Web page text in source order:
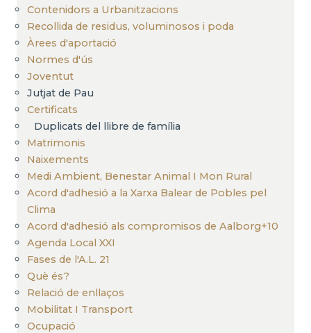
Contenidors a Urbanitzacions
Recollida de residus, voluminosos i poda
Àrees d'aportació
Normes d'ús
Joventut
Jutjat de Pau
Certificats
Duplicats del llibre de família
Matrimonis
Naixements
Medi Ambient, Benestar Animal I Mon Rural
Acord d'adhesió a la Xarxa Balear de Pobles pel
Clima
Acord d'adhesió als compromisos de Aalborg+10
Agenda Local XXI
Fases de l'A.L. 21
Què és?
Relació de enllaços
Mobilitat I Transport
Ocupació